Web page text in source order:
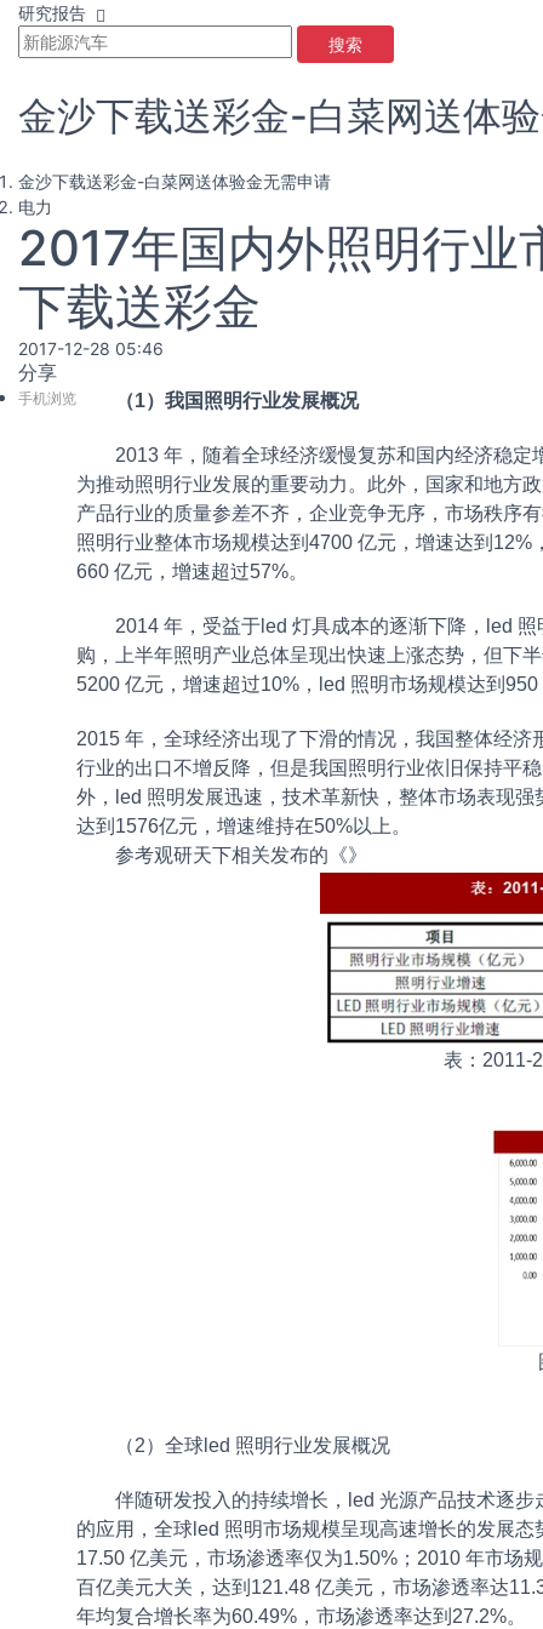
研究报告
搜索
金沙下载送彩金-白菜网送体
金沙下载送彩金-白菜网送体验金无需申请
电力
2017年国内外照明行
下载送彩金
2017-12-28 05:46
分享
手机浏览 （1）我国照明行业发展概况
2013 年，随着全球经济缓慢复苏和国内经济稳
为推动照明行业发展的重要动力。此外，国家和地方
产品行业的质量参差不齐，企业竞争无序，市场秩序
照明行业整体市场规模达到4700 亿元，增速达到
660 亿元，增速超过57%。
2014 年，受益于led 灯具成本的逐渐下降，led
购，上半年照明产业总体呈现出快速上涨态势，但下
5200 亿元，增速超过10%，led 照明市场规模达到
2015 年，全球经济出现了下滑的情况，我国整体经
行业的出口不增反降，但是我国照明行业依旧保持平
外，led 照明发展迅速，技术革新快，整体市场表现
达到1576亿元，增速维持在50%以上。
参考观研天下相关发布的《》
表：2011-
（2）全球led 照明行业发展概况
伴随研发投入的持续增长，led 光源产品技术逐步
的应用，全球led 照明市场规模呈现高速增长的发展
17.50 亿美元，市场渗透率仅为1.50%；2010 年市场
百亿美元大关，达到121.48 亿美元，市场渗透率达
年均复合增长率为60.49%，市场渗透率达到27.2%。